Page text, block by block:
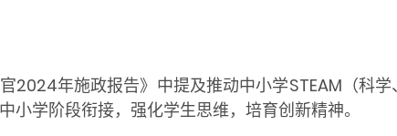
官2024年施政报告》中提及推动中小学STEAM（科
小学阶段衔接，强化学生思维，培育创新精神。